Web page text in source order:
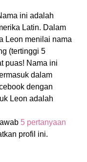
ini adalah
Latin. Dalam
Leon menilai nama
(tertinggi 5
puas! Nama ini
dalam
dengan
Leon adalah
5 pertanyaan
profil ini.